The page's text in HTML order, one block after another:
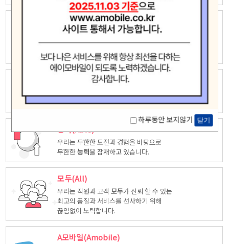
하루동안 보지않기 닫기
놀라운(Amazing)
우리는 고객중심 능력은 고객을 위해 다양한
시각에서 만들어진놀라운상품을
제공합니다.
노력하겠습니다.
능력(Able)
우리는 무한한 도전과 경험을 바탕으로
무한한능력을 잠재하고 있습니다.
모두(All)
우리는 직원과 고객모두가 신뢰 할 수 있는
최고의 품질과 서비스를 선사하기 위해
끊임없이 노력합니다.
A모바일(Amobile)